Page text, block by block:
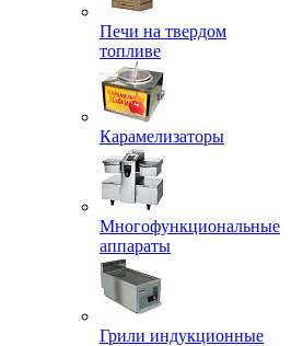
Печи на твердом
топливе
Карамелизаторы
Многофункциональные
аппараты
Грили индукционные